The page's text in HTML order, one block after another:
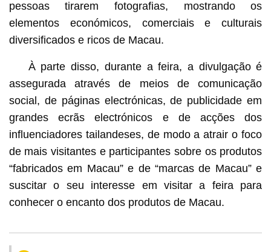
pessoas tirarem fotografias, mostrando os
elementos económicos, comerciais e culturais
diversificados e ricos de Macau.
À parte disso, durante a feira, a divulgação é
assegurada através de meios de comunicação
social, de páginas electrónicas, de publicidade em
grandes ecrãs electrónicos e de acções dos
influenciadores tailandeses, de modo a atrair o foco
de mais visitantes e participantes sobre os produtos
“fabricados em Macau” e de “marcas de Macau” e
suscitar o seu interesse em visitar a feira para
conhecer o encanto dos produtos de Macau.